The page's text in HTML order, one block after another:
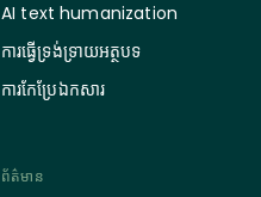
AI text humanization
ការធ្វើទ្រង់ទ្រាយអត្ថបទ
ការកែប្រែឯកសារ
ព័ត៌មាន